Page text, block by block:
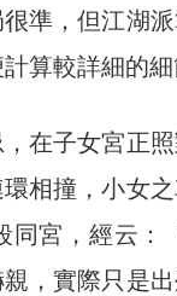
準，但江湖
算較詳細的細
在子女宮正
相撞，小女
同宮，經云：
，實際只是